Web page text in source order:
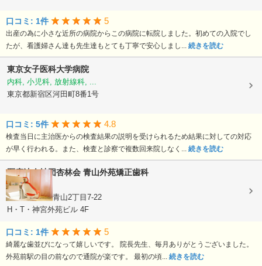
口コミ: 1件 5
出産の為に小さな近所の病院からこの病院に転院しました。初めての入院でし
たが、看護婦さん達も先生達もとても丁寧で安心しまし... 続きを読む
東京女子医科大学病院
内科, 小児科, 放射線科, ...
東京都新宿区河田町8番1号
口コミ: 5件 4.8
検査当日に主治医からの検査結果の説明を受けられるため結果に対しての対応
が早く行われる。また、検査と診察で複数回来院しなく... 続きを読む
医療法人社団杏林会 青山外苑矯正歯科
矯正歯科
東京都港区北青山2丁目7-22
H・T・神宮外苑ビル 4F
口コミ: 1件 5
綺麗な歯並びになって嬉しいです。 院長先生、毎月ありがとうございました。
外苑前駅の目の前なので通院が楽です。 最初の頃... 続きを読む